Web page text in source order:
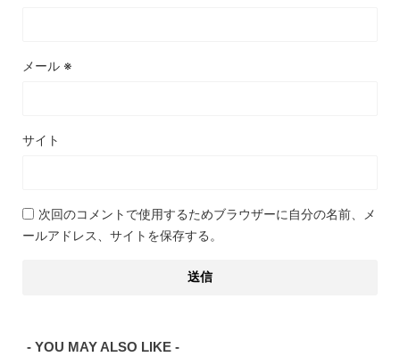
メール ※
サイト
次回のコメントで使用するためブラウザーに自分の名前、メ
ールアドレス、サイトを保存する。
- YOU MAY ALSO LIKE -